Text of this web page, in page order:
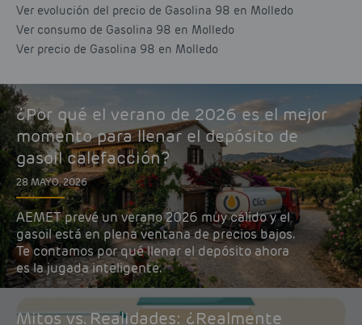
Ver evolución del precio de Gasolina 98 en Molledo
Ver consumo de Gasolina 98 en Molledo
Ver precio de Gasolina 98 en Molledo
¿Por qué el verano de 2026 es el mejor
momento para llenar el depósito de
gasoil calefacción?
28 MAYO, 2026
AEMET prevé un verano 2026 muy cálido y el
gasoil está en plena ventana de precios bajos.
Te contamos por qué llenar el depósito ahora
es la jugada inteligente.
Mitos vs. Realidades: ¿Realmente